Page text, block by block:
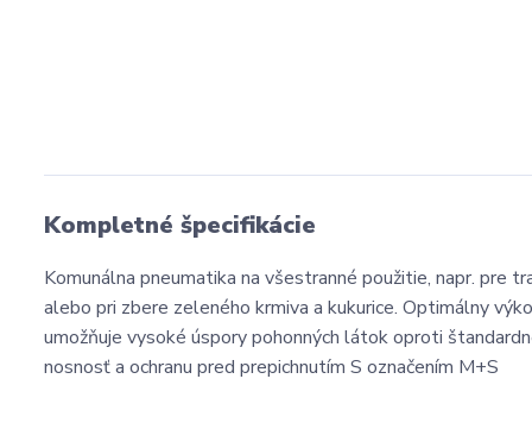
Kompletné špecifikácie
Komunálna pneumatika na všestranné použitie, napr. pre
alebo pri zbere zeleného krmiva a kukurice. Optimálny
umožňuje vysoké úspory pohonných látok oproti
nosnosť a ochranu pred prepichnutím S označením M+S